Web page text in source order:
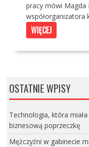
pracy mówi Magda
współorganizatora
WIĘCEJ
OSTATNIE WPISY
Technologia, która
biznesową poprzeczkę
Mężczyźni w gabinecie